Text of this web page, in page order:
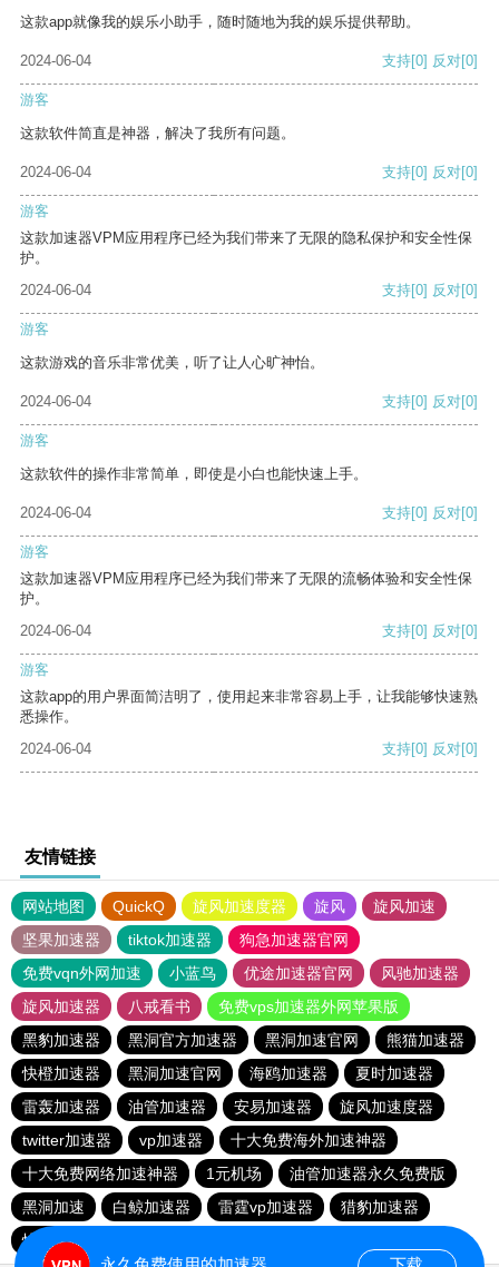
这款app就像我的娱乐小助手，随时随地为我的娱乐提供帮助。
2024-06-04 支持[0] 反对[0]
游客
这款软件简直是神器，解决了我所有问题。
2024-06-04 支持[0] 反对[0]
游客
这款加速器VPM应用程序已经为我们带来了无限的隐私保护和安全性保
护。
2024-06-04
支持[0] 反对[0]
游客
这款游戏的音乐非常优美，听了让人心旷神怡。
2024-06-04 支持[0] 反对[0]
游客
这款软件的操作非常简单，即使是小白也能快速上手。
2024-06-04 支持[0] 反对[0]
游客
这款加速器VPM应用程序已经为我们带来了无限的流畅体验和安全性保
护。
2024-06-04
支持[0] 反对[0]
游客
这款app的用户界面简洁明了，使用起来非常容易上手，让我能够快速熟
悉操作。
2024-06-04
支持[0] 反对[0]
友情链接
网站地图 QuickQ 旋风加速度器 旋风
旋风加速
坚果加速器
tiktok加速器
狗急加速器官网
免费vqn外网加速
小蓝鸟 优途加速器官网
风驰加速器
旋风加速器
八戒看书
免费vps加速器外网苹果版
黑豹加速器
黑洞官方加速器 黑洞加速官网
熊猫加速器
快橙加速器
黑洞加速官网 海鸥加速器
夏时加速器
雷轰加速器
油管加速器 安易加速器
旋风加速度器
twitter加速器
vp加速器
十大免费海外加速神器
十大免费网络加速神器
1元机场
油管加速器永久免费版
黑洞加速
白鲸加速器 雷霆vp加速器
猎豹加速器
快鸭加速器